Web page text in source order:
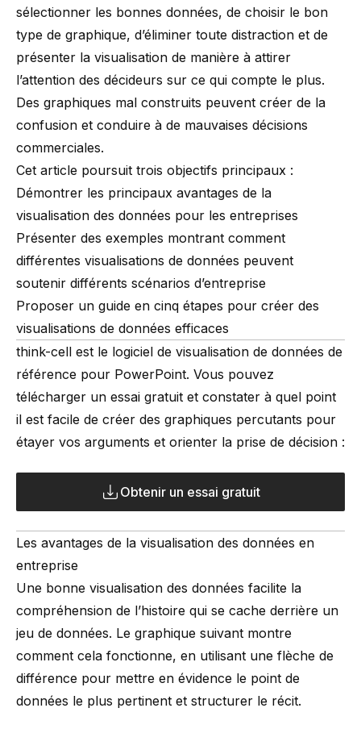
sélectionner les bonnes données, de choisir le bon
type de graphique, d’éliminer toute distraction et de
présenter la visualisation de manière à attirer
l’attention des décideurs sur ce qui compte le plus.
Des graphiques mal construits peuvent créer de la
confusion et conduire à de mauvaises décisions
commerciales.
Cet article poursuit trois objectifs principaux :
Démontrer les principaux avantages de la
visualisation des données pour les entreprises
Présenter des exemples montrant comment
différentes visualisations de données peuvent
soutenir différents scénarios d’entreprise
Proposer un guide en cinq étapes pour créer des
visualisations de données efficaces
think-cell est le logiciel de visualisation de données de
référence pour PowerPoint. Vous pouvez
télécharger un essai gratuit et constater à quel point
il est facile de créer des graphiques percutants pour
étayer vos arguments et orienter la prise de décision :
Obtenir un essai gratuit
Les avantages de la visualisation des données en
entreprise
Une bonne visualisation des données facilite la
compréhension de l’histoire qui se cache derrière un
jeu de données. Le graphique suivant montre
comment cela fonctionne, en utilisant une flèche de
différence pour mettre en évidence le point de
données le plus pertinent et structurer le récit.